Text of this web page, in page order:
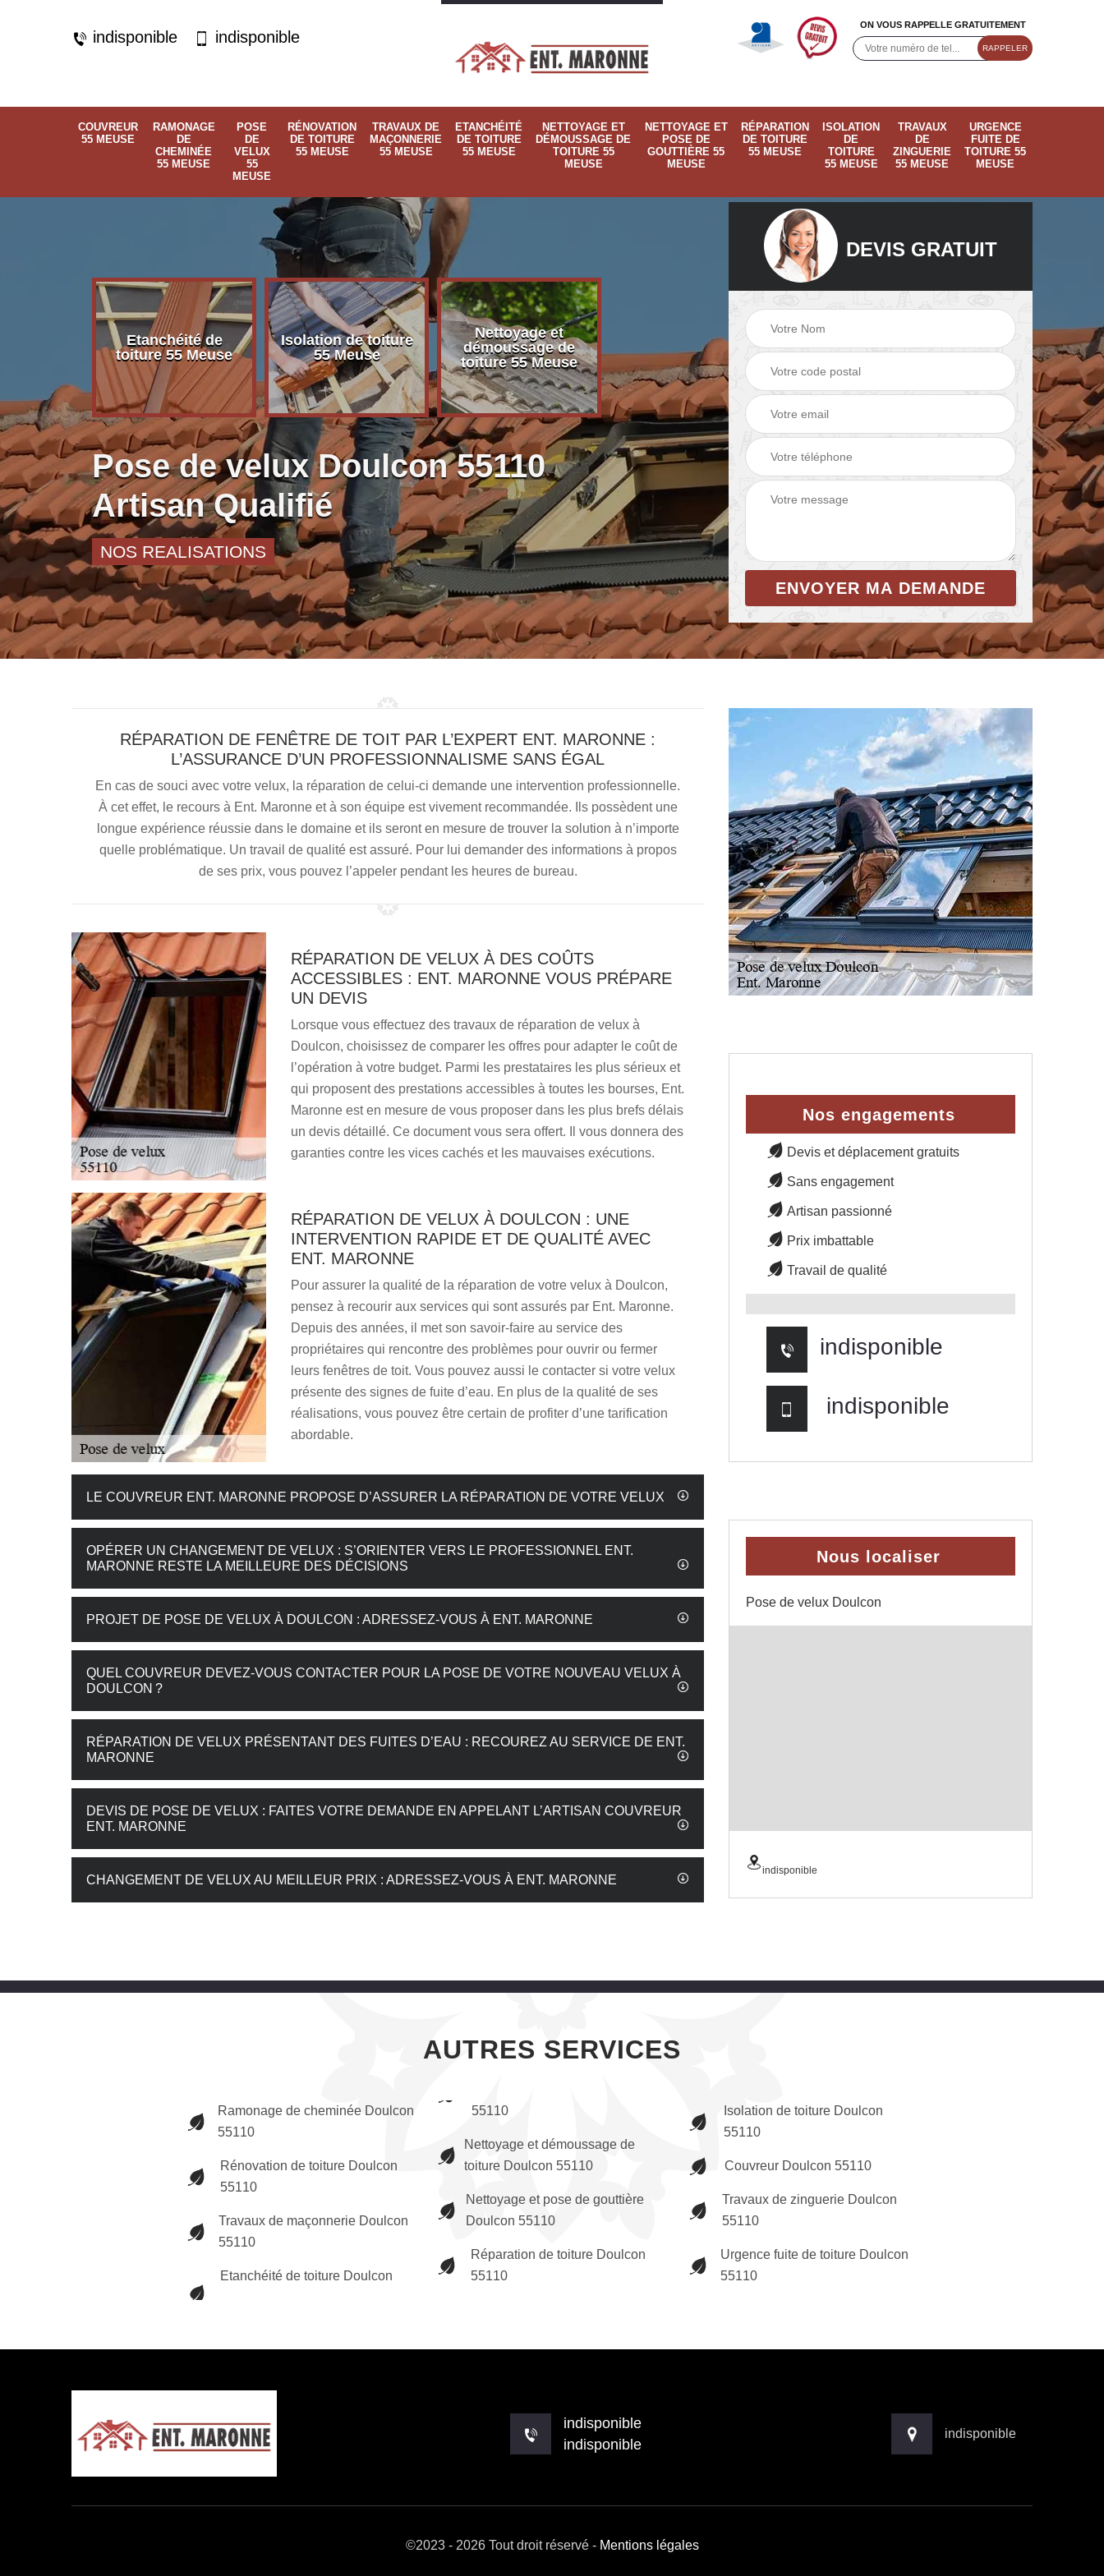
indisponible indisponible
ON VOUS RAPPELLE GRATUITEMENT
COUVREUR
55 MEUSE
RAMONAGE
DE
CHEMINÉE
55 MEUSE
POSE
DE
VELUX
55
MEUSE
RÉNOVATION
DE TOITURE
55 MEUSE
TRAVAUX DE
MAÇONNERIE
55 MEUSE
ETANCHÉITÉ
DE TOITURE
55 MEUSE
NETTOYAGE ET
DÉMOUSSAGE DE
TOITURE 55
MEUSE
NETTOYAGE ET
POSE DE
GOUTTIÈRE 55
MEUSE
RÉPARATION
DE TOITURE
55 MEUSE
ISOLATION
DE
TOITURE
55 MEUSE
TRAVAUX
DE
ZINGUERIE
55 MEUSE
URGENCE
FUITE DE
TOITURE 55
MEUSE
Etanchéité de
toiture 55 Meuse
Isolation de toiture
55 Meuse
Nettoyage et
démoussage de
toiture 55 Meuse
Nettoyage et pose
de gouttière 55
Meuse
Meuse
Ramonage de
cheminée 55
Pose de velux Doulcon 55110
Artisan Qualifié
NOS REALISATIONS
DEVIS GRATUIT
RÉPARATION DE FENÊTRE DE TOIT PAR L’EXPERT ENT. MARONNE :
L’ASSURANCE D’UN PROFESSIONNALISME SANS ÉGAL
En cas de souci avec votre velux, la réparation de celui-ci demande une intervention professionnelle.
À cet effet, le recours à Ent. Maronne et à son équipe est vivement recommandée. Ils possèdent une
longue expérience réussie dans le domaine et ils seront en mesure de trouver la solution à n’importe
quelle problématique. Un travail de qualité est assuré. Pour lui demander des informations à propos
de ses prix, vous pouvez l’appeler pendant les heures de bureau.
RÉPARATION DE VELUX À DES COÛTS
ACCESSIBLES : ENT. MARONNE VOUS PRÉPARE
UN DEVIS
Lorsque vous effectuez des travaux de réparation de velux à
Doulcon, choisissez de comparer les offres pour adapter le coût de
l’opération à votre budget. Parmi les prestataires les plus sérieux et
qui proposent des prestations accessibles à toutes les bourses, Ent.
Maronne est en mesure de vous proposer dans les plus brefs délais
un devis détaillé. Ce document vous sera offert. Il vous donnera des
garanties contre les vices cachés et les mauvaises exécutions.
RÉPARATION DE VELUX À DOULCON : UNE
INTERVENTION RAPIDE ET DE QUALITÉ AVEC
ENT. MARONNE
Pour assurer la qualité de la réparation de votre velux à Doulcon,
pensez à recourir aux services qui sont assurés par Ent. Maronne.
Depuis des années, il met son savoir-faire au service des
propriétaires qui rencontre des problèmes pour ouvrir ou fermer
leurs fenêtres de toit. Vous pouvez aussi le contacter si votre velux
présente des signes de fuite d’eau. En plus de la qualité de ses
réalisations, vous pouvez être certain de profiter d’une tarification
abordable.
LE COUVREUR ENT. MARONNE PROPOSE D’ASSURER LA RÉPARATION DE VOTRE VELUX
OPÉRER UN CHANGEMENT DE VELUX : S’ORIENTER VERS LE PROFESSIONNEL ENT.
MARONNE RESTE LA MEILLEURE DES DÉCISIONS
PROJET DE POSE DE VELUX À DOULCON : ADRESSEZ-VOUS À ENT. MARONNE
QUEL COUVREUR DEVEZ-VOUS CONTACTER POUR LA POSE DE VOTRE NOUVEAU VELUX À
DOULCON ?
RÉPARATION DE VELUX PRÉSENTANT DES FUITES D’EAU : RECOUREZ AU SERVICE DE ENT.
MARONNE
DEVIS DE POSE DE VELUX : FAITES VOTRE DEMANDE EN APPELANT L’ARTISAN COUVREUR
ENT. MARONNE
CHANGEMENT DE VELUX AU MEILLEUR PRIX : ADRESSEZ-VOUS À ENT. MARONNE
Nos engagements
Devis et déplacement gratuits
Sans engagement
Artisan passionné
Prix imbattable
Travail de qualité
indisponible
indisponible
Nous localiser
Pose de velux Doulcon
indisponible
AUTRES SERVICES
Ramonage de cheminée Doulcon
55110
Rénovation de toiture Doulcon
55110
Travaux de maçonnerie Doulcon
55110
Etanchéité de toiture Doulcon
55110
Nettoyage et démoussage de
toiture Doulcon 55110
Nettoyage et pose de gouttière
Doulcon 55110
Réparation de toiture Doulcon
55110
Isolation de toiture Doulcon
55110
Couvreur Doulcon 55110
Travaux de zinguerie Doulcon
55110
Urgence fuite de toiture Doulcon
55110
indisponible
indisponible
indisponible
©2023 - 2026 Tout droit réservé - Mentions légales